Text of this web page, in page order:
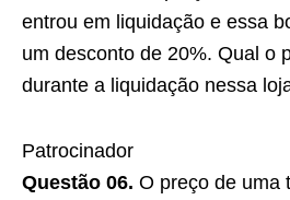
entrou em liquidação e essa
um desconto de 20%. Qual o
durante a liquidação nessa
Patrocinador
Questão 06. O preço de uma